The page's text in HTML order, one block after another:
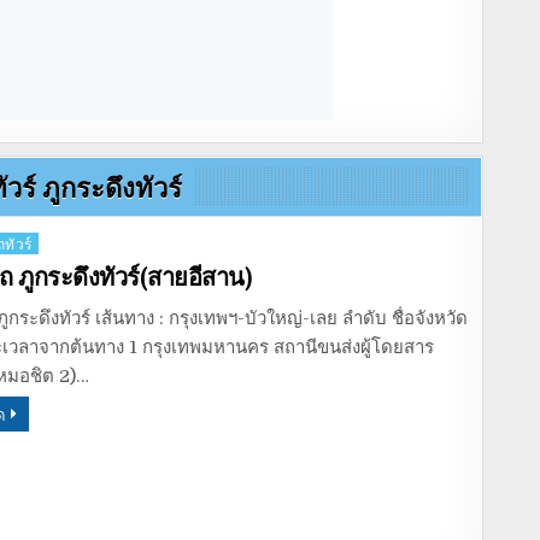
ร์ ภูกระดึงทัวร์
ทัวร์
ภูกระดึงทัวร์(สายอีสาน)
ระดึงทัวร์ เส้นทาง : กรุงเทพฯ-บัวใหญ่-เลย ลำดับ ชื่อจังหวัด
วลาจากต้นทาง 1 กรุงเทพมหานคร สถานีขนส่งผู้โดยสาร
มอชิต 2)…